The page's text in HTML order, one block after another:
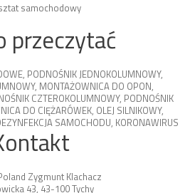
samochodowy
przeczytać
, PODNOŚNIK JEDNOKOLUMNOWY,
, MONTAŻOWNICA DO OPON,
CZTEROKOLUMNOWY, PODNOŚNIK
DO CIĘŻARÓWEK, OLEJ SILNIKOWY,
SAMOCHODU, KORONAWIRUS
Zygmunt Klachacz
43, 43-100 Tychy